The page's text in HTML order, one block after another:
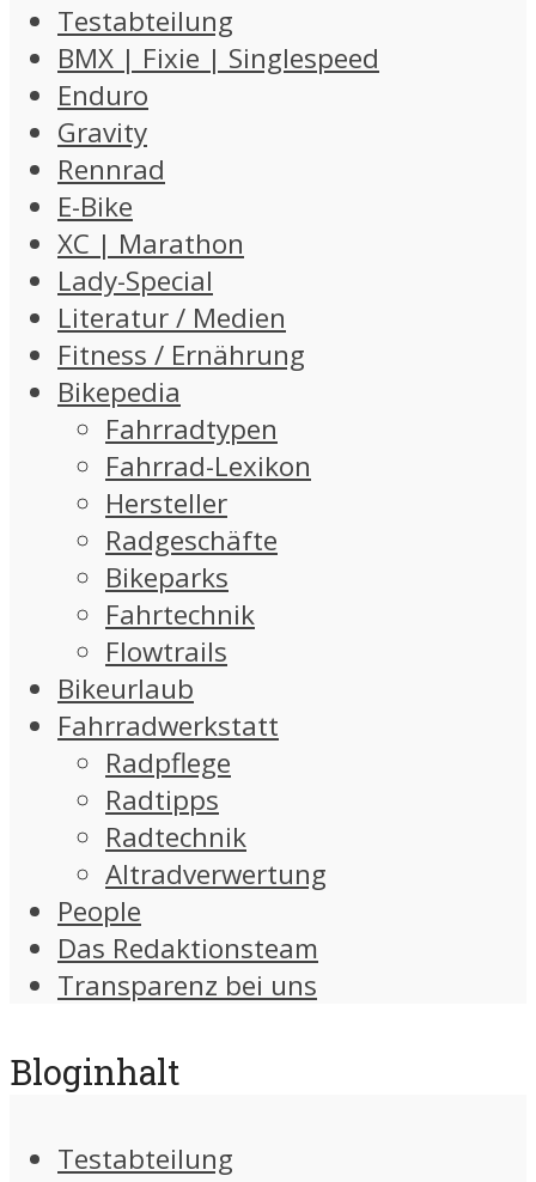
Testabteilung
BMX | Fixie | Singlespeed
Enduro
Gravity
Rennrad
E-Bike
XC | Marathon
Lady-Special
Literatur / Medien
Fitness / Ernährung
Bikepedia
Fahrradtypen
Fahrrad-Lexikon
Hersteller
Radgeschäfte
Bikeparks
Fahrtechnik
Flowtrails
Bikeurlaub
Fahrradwerkstatt
Radpflege
Radtipps
Radtechnik
Altradverwertung
People
Das Redaktionsteam
Transparenz bei uns
Bloginhalt
Testabteilung